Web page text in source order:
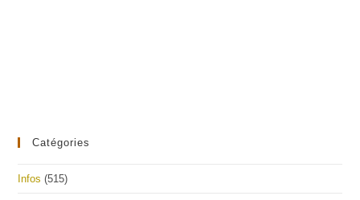
Catégories
Infos (515)